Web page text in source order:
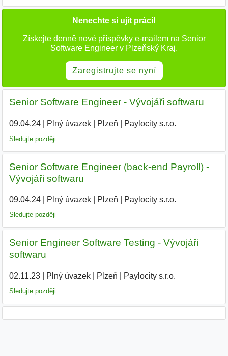
Nenechte si ujít práci!
Získejte denně nové příspěvky e-mailem na Senior
Software Engineer v Plzeňský Kraj.
Zaregistrujte se nyní
Senior Software Engineer - Vývojáři softwaru
09.04.24| Plný úvazek| Plzeň Paylocity s.r.o.
Sledujte později
Senior Software Engineer (back-end Payroll) -
Vývojáři softwaru
09.04.24| Plný úvazek| Plzeň Paylocity s.r.o.
Sledujte později
Senior Engineer Software Testing - Vývojáři
softwaru
02.11.23| Plný úvazek| Plzeň Paylocity s.r.o.
Sledujte později